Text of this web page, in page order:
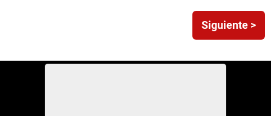
Siguiente >